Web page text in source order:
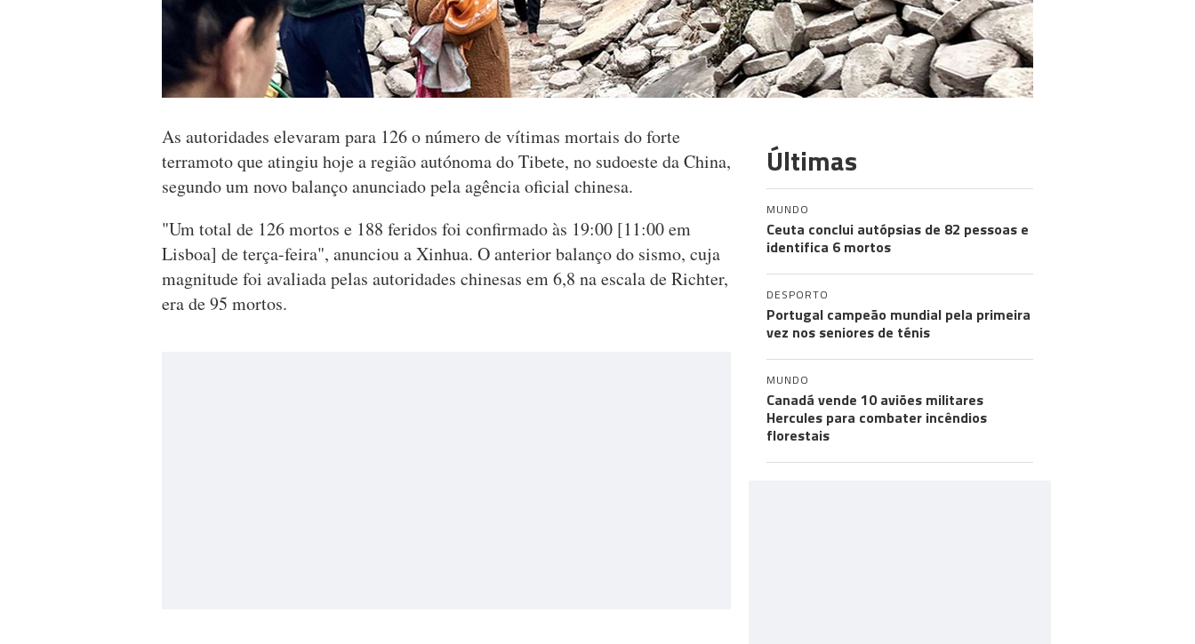
As autoridades elevaram para 126 o número de vítimas mortais do forte
terramoto que atingiu hoje a região autónoma do Tibete, no sudoeste da China,
segundo um novo balanço anunciado pela agência oficial chinesa.
"Um total de 126 mortos e 188 feridos foi confirmado às 19:00 [11:00 em
Lisboa] de terça-feira", anunciou a Xinhua. O anterior balanço do sismo, cuja
magnitude foi avaliada pelas autoridades chinesas em 6,8 na escala de Richter,
era de 95 mortos.
Últimas
MUNDO
Ceuta conclui autópsias de 82 pessoas e
identifica 6 mortos
DESPORTO
Portugal campeão mundial pela primeira
vez nos seniores de ténis
MUNDO
Canadá vende 10 aviões militares
Hercules para combater incêndios
florestais